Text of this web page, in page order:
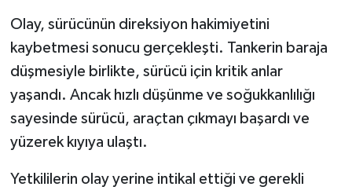
Olay, sürücünün direksiyon hakimiyetini
kaybetmesi sonucu gerçekleşti. Tankerin baraja
düşmesiyle birlikte, sürücü için kritik anlar
yaşandı. Ancak hızlı düşünme ve soğukkanlılığı
sayesinde sürücü, araçtan çıkmayı başardı ve
yüzerek kıyıya ulaştı.
Yetkililerin olay yerine intikal ettiği ve gerekli